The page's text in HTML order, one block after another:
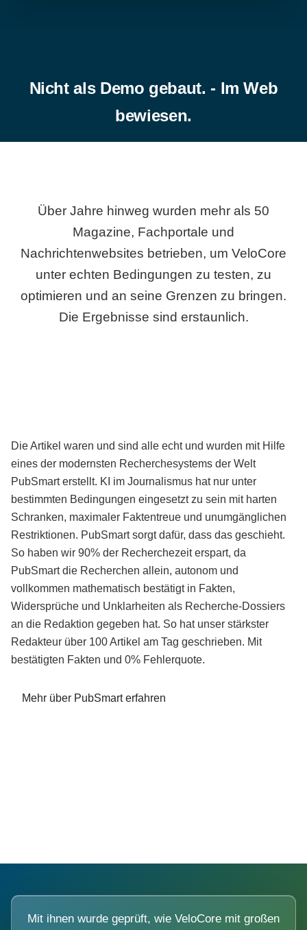
Nicht als Demo gebaut. - Im Web
bewiesen.
Über Jahre hinweg wurden mehr als 50
Magazine, Fachportale und
Nachrichtenwebsites betrieben, um VeloCore
unter echten Bedingungen zu testen, zu
optimieren und an seine Grenzen zu bringen.
Die Ergebnisse sind erstaunlich.
Die Artikel waren und sind alle echt und wurden mit Hilfe
eines der modernsten Recherchesystems der Welt
PubSmart erstellt. KI im Journalismus hat nur unter
bestimmten Bedingungen eingesetzt zu sein mit harten
Schranken, maximaler Faktentreue und unumgänglichen
Restriktionen. PubSmart sorgt dafür, dass das geschieht.
So haben wir 90% der Recherchezeit erspart, da
PubSmart die Recherchen allein, autonom und
vollkommen mathematisch bestätigt in Fakten,
Widersprüche und Unklarheiten als Recherche-Dossiers
an die Redaktion gegeben hat. So hat unser stärkster
Redakteur über 100 Artikel am Tag geschrieben. Mit
bestätigten Fakten und 0% Fehlerquote.
Mehr über PubSmart erfahren
Mit ihnen wurde geprüft, wie VeloCore mit großen